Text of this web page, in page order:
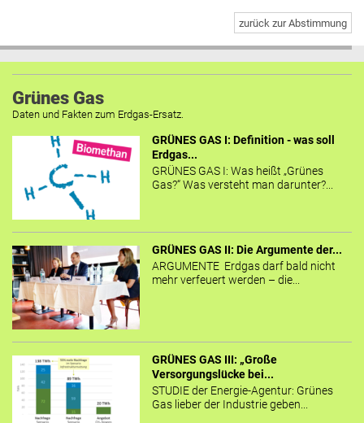
zurück zur Abstimmung
Grünes Gas
Daten und Fakten zum Erdgas-Ersatz.
GRÜNES GAS I: Definition - was soll
Erdgas...
GRÜNES GAS I: Was heißt „Grünes
Gas?“ Was versteht man darunter?...
GRÜNES GAS II: Die Argumente der...
ARGUMENTE Erdgas darf bald nicht
mehr verfeuert werden – die...
GRÜNES GAS III: „Große
Versorgungslücke bei...
STUDIE der Energie-Agentur: Grünes
Gas lieber der Industrie geben...